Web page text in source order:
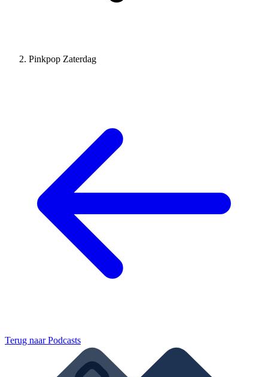
Pinkpop Zaterdag
Terug naarPodcasts